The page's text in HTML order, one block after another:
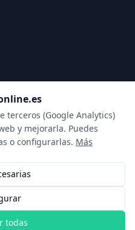
terceros (Google Analytics)
y mejorarla. Puedes
o configurarlas. Más
todas